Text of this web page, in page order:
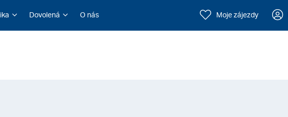
Dovolená O nás Moje zájezdy